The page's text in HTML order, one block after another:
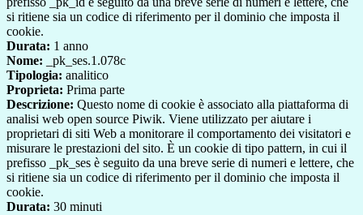
si ritiene sia un codice di riferimento per il dominio che imposta il
cookie.
Durata: 1 anno
Nome: _pk_ses.1.078c
Tipologia: analitico
Proprieta: Prima parte
Descrizione: Questo nome di cookie è associato alla piattaforma di
analisi web open source Piwik. Viene utilizzato per aiutare i
proprietari di siti Web a monitorare il comportamento dei visitatori e
misurare le prestazioni del sito. È un cookie di tipo pattern, in cui il
prefisso _pk_ses è seguito da una breve serie di numeri e lettere, che
si ritiene sia un codice di riferimento per il dominio che imposta il
cookie.
Durata: 30 minuti